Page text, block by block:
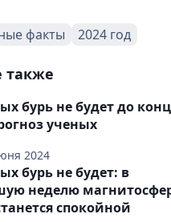
факты 2024 год
также
2024
бурь не будет до
ученых
бурь не будет: в
неделю
спокойной